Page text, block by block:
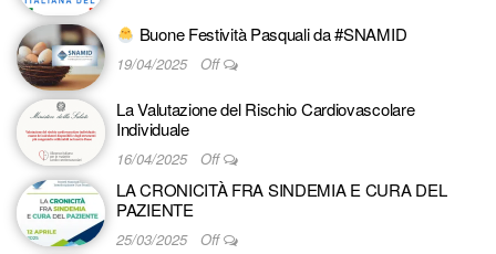
Buone Festività Pasquali da #SNAMID
19/04/2025 Off
La Valutazione del Rischio Cardiovascolare
Individuale
16/04/2025 Off
LA CRONICITÀ FRA SINDEMIA E CURA DEL
PAZIENTE
25/03/2025 Off